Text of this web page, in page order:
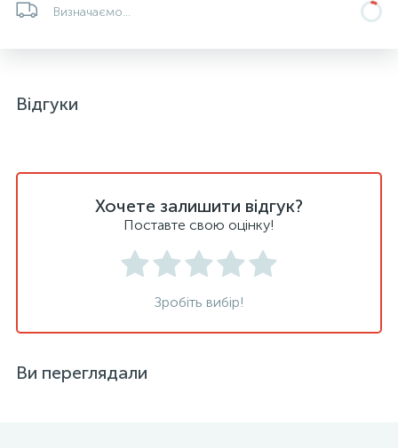
Визначаємо...
Відгуки
Хочете залишити відгук?
Поставте свою оцінку!
Зробіть вибір!
Ви переглядали